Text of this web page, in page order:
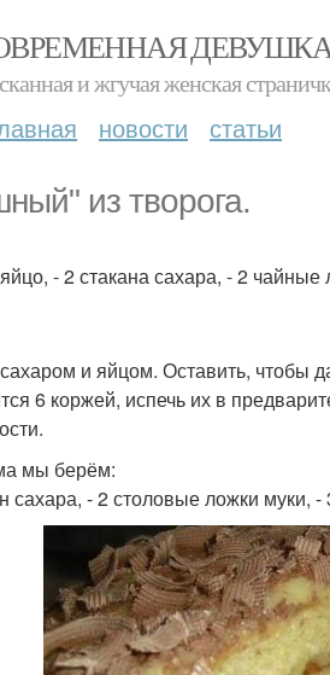
и жгучая женская
новости статьи
из творога.
- 2 стакана сахара, - 2
и яйцом. Оставить, чтобы
6 коржей, испечь их в
мы берём:
сахара, - 2 столовые ложки муки, -